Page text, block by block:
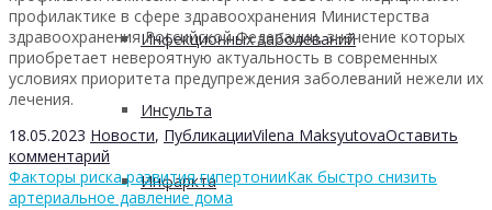
Инфекционных заболеваний
Инсульта
Инфаркта
профилактике в сфере здравоохранения Министерства
здравоохранения Российской Федерации, значение которых
приобретает невероятную актуальность в современных
условиях приоритета предупреждения заболеваний нежели их
лечения.
18.05.2023 Новости, ПубликацииVilena MaksyutovaОставить
комментарий
Факторы риска развития гипертонииКак быстро снизить
артериальное давление дома